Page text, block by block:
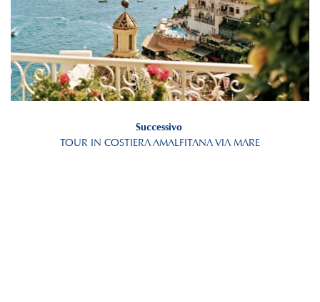
Successivo
TOUR IN COSTIERA AMALFITANA VIA MARE